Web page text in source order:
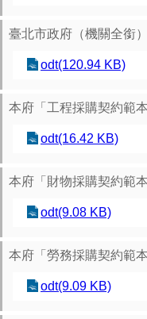
臺北市政府（機關全銜
odt(120.94 KB)
本府「工程採購契約範
odt(16.42 KB)
本府「財物採購契約範
odt(9.08 KB)
本府「勞務採購契約範
odt(9.09 KB)